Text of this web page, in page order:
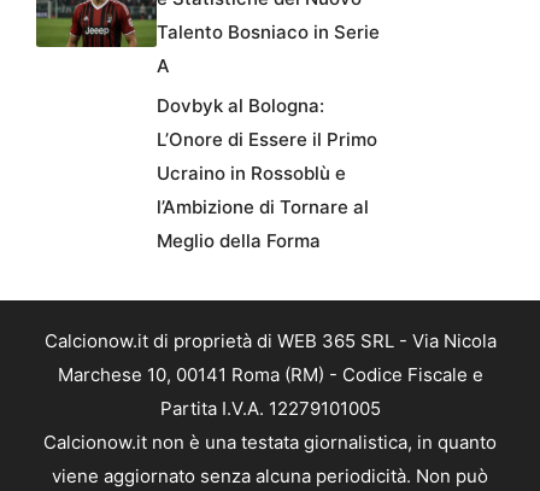
Talento Bosniaco in Serie
A
Dovbyk al Bologna:
L’Onore di Essere il Primo
Ucraino in Rossoblù e
l’Ambizione di Tornare al
Meglio della Forma
Calcionow.it di proprietà di WEB 365 SRL - Via Nicola
Marchese 10, 00141 Roma (RM) - Codice Fiscale e
Partita I.V.A. 12279101005
Calcionow.it non è una testata giornalistica, in quanto
viene aggiornato senza alcuna periodicità. Non può